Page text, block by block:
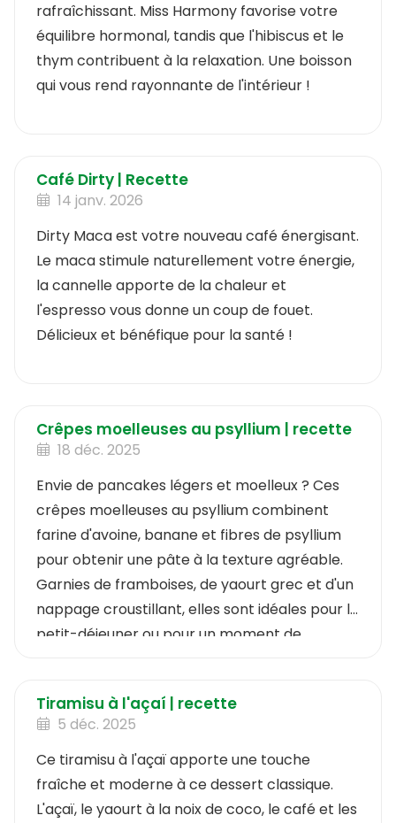
rafraîchissant. Miss Harmony favorise votre
équilibre hormonal, tandis que l'hibiscus et le
thym contribuent à la relaxation. Une boisson
qui vous rend rayonnante de l'intérieur !
Café Dirty | Recette
14 janv. 2026
Dirty Maca est votre nouveau café énergisant.
Le maca stimule naturellement votre énergie,
la cannelle apporte de la chaleur et
l'espresso vous donne un coup de fouet.
Délicieux et bénéfique pour la santé !
Crêpes moelleuses au psyllium | recette
18 déc. 2025
Envie de pancakes légers et moelleux ? Ces
crêpes moelleuses au psyllium combinent
farine d'avoine, banane et fibres de psyllium
pour obtenir une pâte à la texture agréable.
Garnies de framboises, de yaourt grec et d'un
nappage croustillant, elles sont idéales pour le
petit-déjeuner ou pour un moment de
Tiramisu à l'açaí | recette
5 déc. 2025
Ce tiramisu à l'açaï apporte une touche
fraîche et moderne à ce dessert classique.
L'açaï, le yaourt à la noix de coco, le café et les